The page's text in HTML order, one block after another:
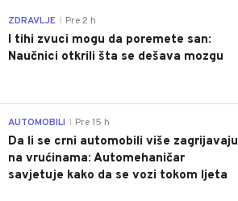
ZDRAVLJE Pre 2 h
I tihi zvuci mogu da poremete san:
Naučnici otkrili šta se dešava mozgu
AUTOMOBILI Pre 15 h
Da li se crni automobili više zagrijavaju
na vrućinama: Automehaničar
savjetuje kako da se vozi tokom ljeta